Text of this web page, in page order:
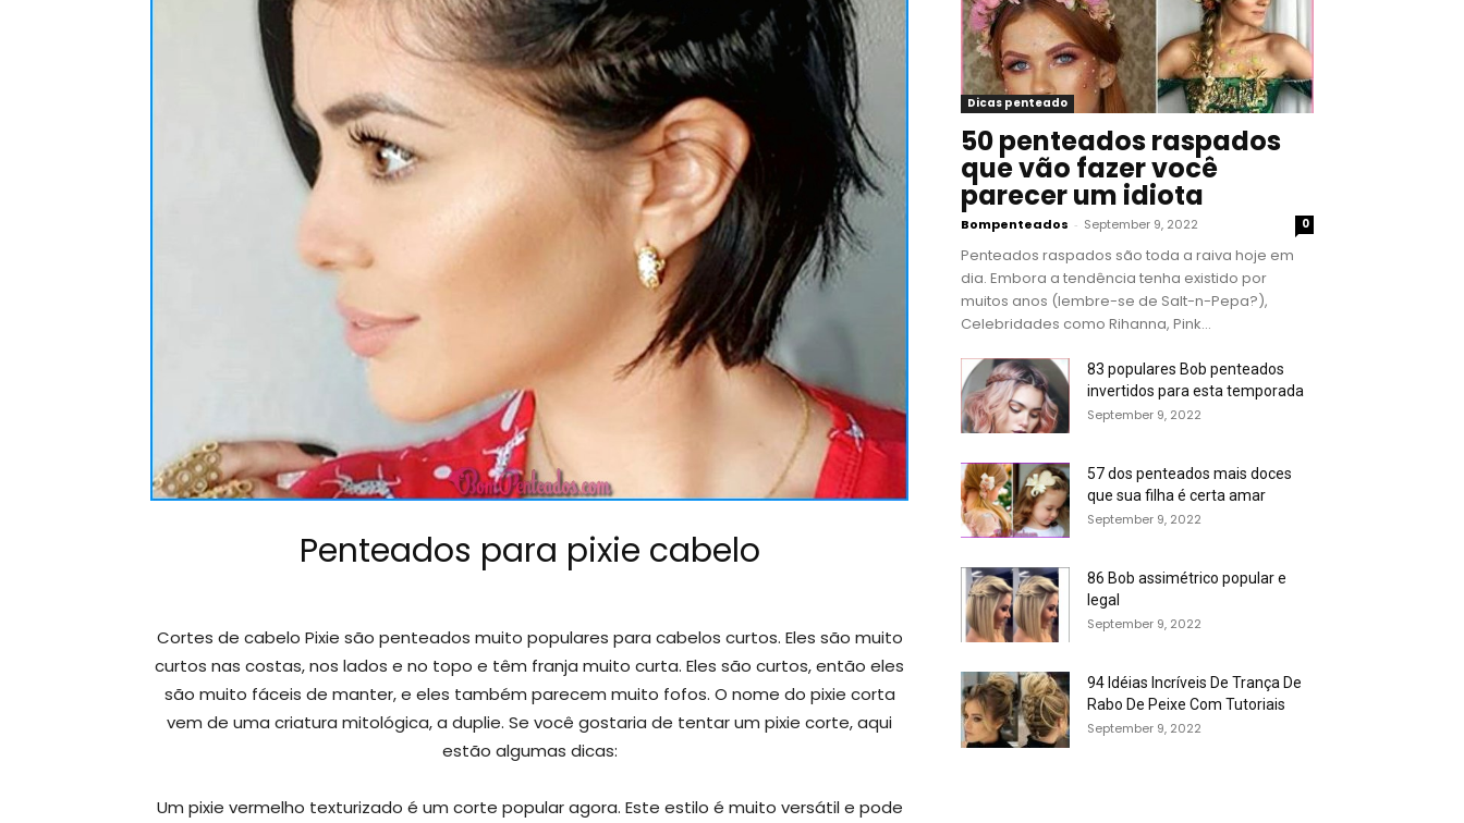
Penteados para pixie cabelo
Cortes de cabelo Pixie são penteados muito populares para cabelos curtos. Eles são muito
curtos nas costas, nos lados e no topo e têm franja muito curta. Eles são curtos, então eles
são muito fáceis de manter, e eles também parecem muito fofos. O nome do pixie corta
vem de uma criatura mitológica, a duplie. Se você gostaria de tentar um pixie corte, aqui
estão algumas dicas:
Um pixie vermelho texturizado é um corte popular agora. Este estilo é muito versátil e pode
Dicas penteado
50 penteados raspados
que vão fazer você
parecer um idiota
Bompenteados - September 9, 2022 0
Penteados raspados são toda a raiva hoje em
dia. Embora a tendência tenha existido por
muitos anos (lembre-se de Salt-n-Pepa?),
Celebridades como Rihanna, Pink...
83 populares Bob penteados
invertidos para esta temporada
September 9, 2022
57 dos penteados mais doces
que sua filha é certa amar
September 9, 2022
86 Bob assimétrico popular e
legal
September 9, 2022
94 Idéias Incríveis De Trança De
Rabo De Peixe Com Tutoriais
September 9, 2022